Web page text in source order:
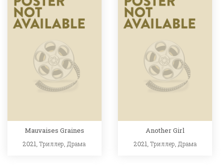
Mauvaises Graines
2021,Триллер Драма
Another Girl
2021, Триллер Драма